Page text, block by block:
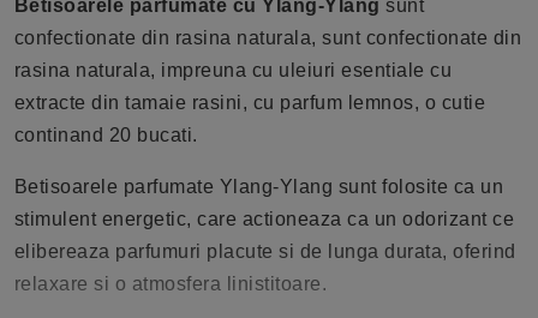
Betisoarele parfumate cu Ylang-Ylangsunt
confectionate din rasina naturala, sunt confectionate din
rasina naturala, impreuna cu uleiuri esentiale cu
extracte din tamaie rasini, cu parfum lemnos, o cutie
continand 20 bucati.
Betisoarele parfumate Ylang-Ylang sunt folosite ca un
stimulent energetic, care actioneaza ca un odorizant ce
elibereaza parfumuri placute si de lunga durata, oferind
relaxare si o atmosfera linistitoare.